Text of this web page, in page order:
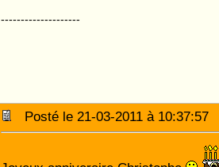
--------------------
Posté le 21-03-2011 à